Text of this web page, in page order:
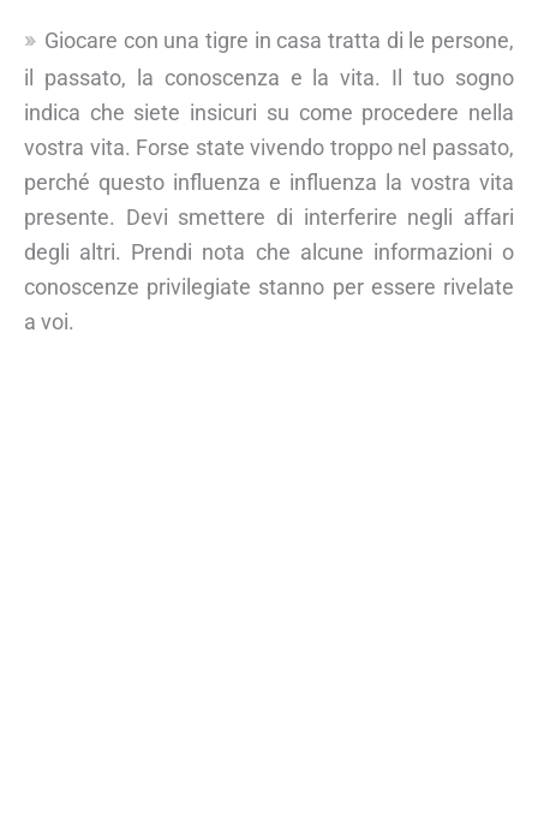
Giocare con una tigre in casa tratta di le persone,
il passato, la conoscenza e la vita. Il tuo sogno
indica che siete insicuri su come procedere nella
vostra vita. Forse state vivendo troppo nel passato,
perché questo influenza e influenza la vostra vita
presente. Devi smettere di interferire negli affari
degli altri. Prendi nota che alcune informazioni o
conoscenze privilegiate stanno per essere rivelate
a voi.